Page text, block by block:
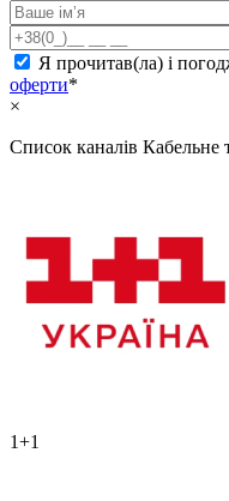
Я прочитав(ла) і
оферти*
×
Список каналів Кабельне
1+1